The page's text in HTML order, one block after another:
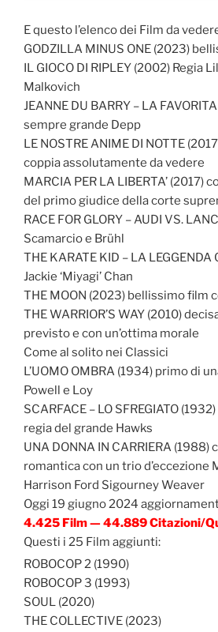
E questo l’elenco dei Film da
GODZILLA MINUS ONE (2023)
IL GIOCO DI RIPLEY (2002) Regia
Malkovich
JEANNE DU BARRY – LA
sempre grande Depp
LE NOSTRE ANIME DI NOTTE
coppia assolutamente da vedere
MARCIA PER LA LIBERTA’ (2017)
del primo giudice della corte
RACE FOR GLORY – AUDI VS.
Scamarcio e Brühl
THE KARATE KID – LA LEGGENDA
Jackie ‘Miyagi’ Chan
THE MOON (2023) bellissimo film
THE WARRIOR’S WAY (2010)
previsto e con un’ottima morale
Come al solito nei Classici
L’UOMO OMBRA (1934) primo di
Powell e Loy
SCARFACE – LO SFREGIATO
regia del grande Hawks
UNA DONNA IN CARRIERA (1988)
romantica con un trio d’eccezione
Harrison Ford Sigourney Weaver
Oggi 19 giugno 2024
4.425 Film — 44.889 Citazioni/
Questi i 25 Film aggiunti:
ROBOCOP 2 (1990)
ROBOCOP 3 (1993)
SOUL (2020)
THE COLLECTIVE (2023)